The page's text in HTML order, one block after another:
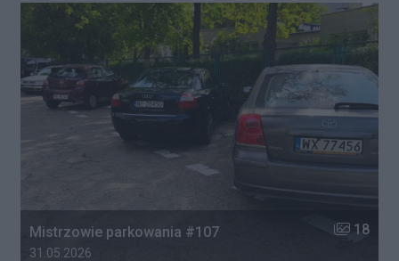
Mistrzowie parkowania #107 Liczba
18
Data dodania galerii:
31.05.2026